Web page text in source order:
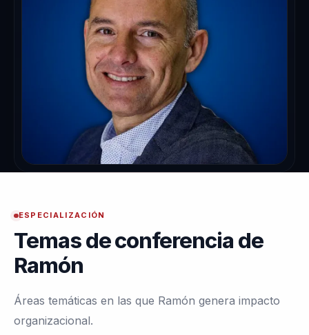
ESPECIALIZACIÓN
Temas de conferencia de
Ramón
Áreas temáticas en las que Ramón genera impacto
organizacional.